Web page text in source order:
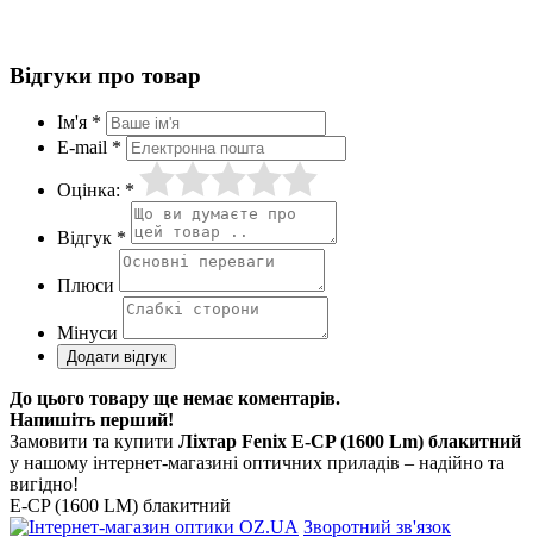
Відгуки про товар
Ім'я *
E-mail *
Оцінка: *
Відгук *
Плюси
Мінуси
До цього товару ще немає коментарів.
Напишіть перший!
Замовити та купити Ліхтар Fenix E-CP (1600 Lm) блакитний
у нашому інтернет-магазині оптичних приладів – надійно та
вигідно!
E-CP (1600 LM) блакитний
Зворотний зв'язок